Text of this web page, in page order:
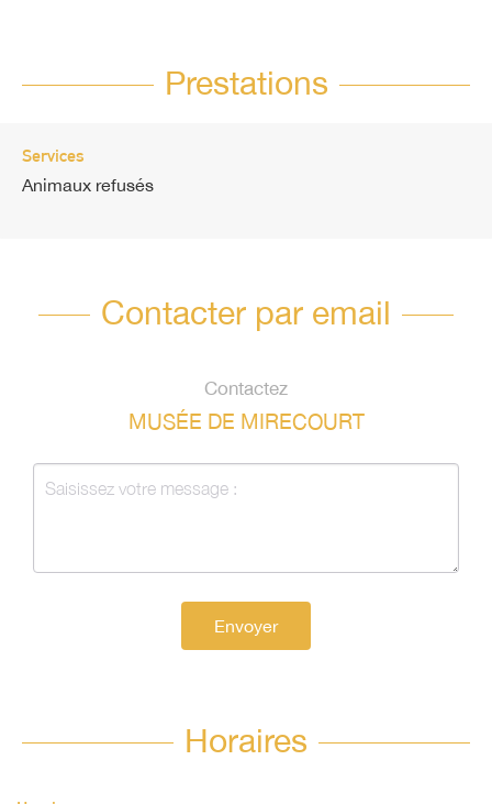
Prestations
Services
Animaux refusés
Contacter par email
Contactez
MUSÉE DE MIRECOURT
Envoyer
Horaires